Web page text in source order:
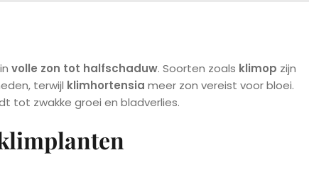
volle zon tot halfschaduw. Soorten zoals klimop zijn
terwijl klimhortensia meer zon vereist voor bloei.
tot zwakke groei en bladverlies.